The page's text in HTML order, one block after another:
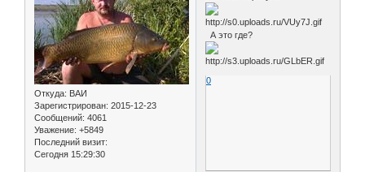
Откуда: ВАИ
Зарегистрирован: 2015-12-23
Сообщений: 4061
Уважение: +5849
Последний визит:
Сегодня 15:29:30
А это где?
0